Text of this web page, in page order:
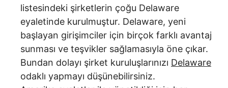
listesindeki şirketlerin çoğu Delaware
eyaletinde kurulmuştur. Delaware, yeni
başlayan girişimciler için birçok farklı avantaj
sunması ve teşvikler sağlamasıyla öne çıkar.
Bundan dolayı şirket kuruluşlarınızı Delaware
odaklı yapmayı düşünebilirsiniz.